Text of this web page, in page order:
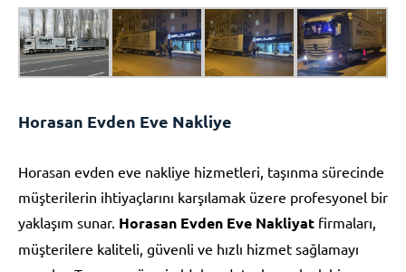
Horasan Evden Eve Nakliye
Horasan evden eve nakliye hizmetleri, taşınma sürecinde
müşterilerin ihtiyaçlarını karşılamak üzere profesyonel bir
yaklaşım sunar. Horasan Evden Eve Nakliyat firmaları,
müşterilere kaliteli, güvenli ve hızlı hizmet sağlamayı